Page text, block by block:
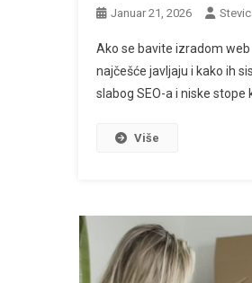
Januar 21, 2026
Ako se bavite izradom
najčešće javljaju i kako ih
slabog SEO-a i niske
Više